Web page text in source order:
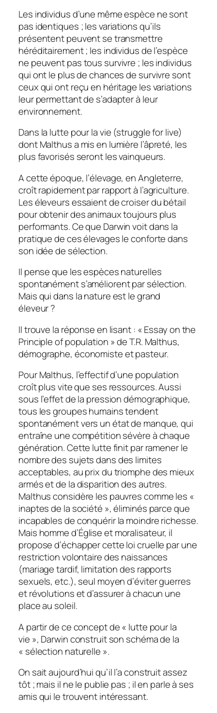
Les individus d’une même espèce ne sont
pas identiques ; les variations qu’ils
présentent peuvent se transmettre
héréditairement ; les individus de l’espèce
ne peuvent pas tous survivre ; les individus
qui ont le plus de chances de survivre sont
ceux qui ont reçu en héritage les variations
leur permettant de s’adapter à leur
environnement.
Dans la lutte pour la vie (struggle for live)
dont Malthus a mis en lumière l’âpreté, les
plus favorisés seront les vainqueurs.
A cette époque, l’élevage, en Angleterre,
croît rapidement par rapport à l’agriculture.
Les éleveurs essaient de croiser du bétail
pour obtenir des animaux toujours plus
performants. Ce que Darwin voit dans la
pratique de ces élevages le conforte dans
son idée de sélection.
Il pense que les espèces naturelles
spontanément s’améliorent par sélection.
Mais qui dans la nature est le grand
éleveur ?
Il trouve la réponse en lisant : « Essay on the
Principle of population » de T.R. Malthus,
démographe, économiste et pasteur.
Pour Malthus, l’effectif d’une population
croît plus vite que ses ressources. Aussi
sous l’effet de la pression démographique,
tous les groupes humains tendent
spontanément vers un état de manque, qui
entraîne une compétition sévère à chaque
génération. Cette lutte finit par ramener le
nombre des sujets dans des limites
acceptables, au prix du triomphe des mieux
armés et de la disparition des autres.
Malthus considère les pauvres comme les «
inaptes de la société », éliminés parce que
incapables de conquérir la moindre richesse.
Mais homme d’Église et moralisateur, il
propose d’échapper cette loi cruelle par une
restriction volontaire des naissances
(mariage tardif, limitation des rapports
sexuels, etc.), seul moyen d’éviter guerres
et révolutions et d’assurer à chacun une
place au soleil.
A partir de ce concept de « lutte pour la
vie », Darwin construit son schéma de la
« sélection naturelle ».
On sait aujourd’hui qu’il l’a construit assez
tôt ; mais il ne le publie pas ; il en parle à ses
amis qui le trouvent intéressant.